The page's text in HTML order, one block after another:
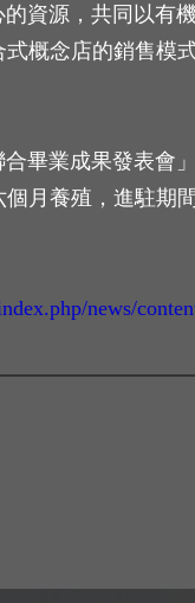
資源，共同以有
概念店的銷售模
畢業成果發表會
月養殖，進駐期
news/